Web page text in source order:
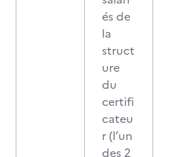
és de
la
struct
ure
du
certifi
cateu
r (l’un
des 2